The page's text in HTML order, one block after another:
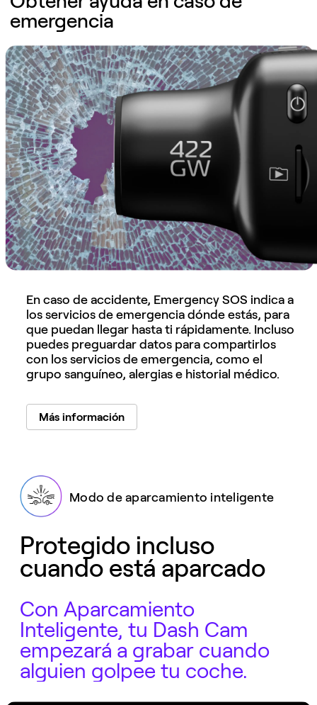
emergencia
En caso de accidente, Emergency SOS indica a
los servicios de emergencia dónde estás, para
que puedan llegar hasta ti rápidamente. Incluso
puedes preguardar datos para compartirlos
con los servicios de emergencia, como el
grupo sanguíneo, alergias e historial médico.
Más información
Modo de aparcamiento inteligente
Protegido incluso
cuando está aparcado
Con Aparcamiento
Inteligente, tu Dash Cam
empezará a grabar cuando
alguien golpee tu coche.